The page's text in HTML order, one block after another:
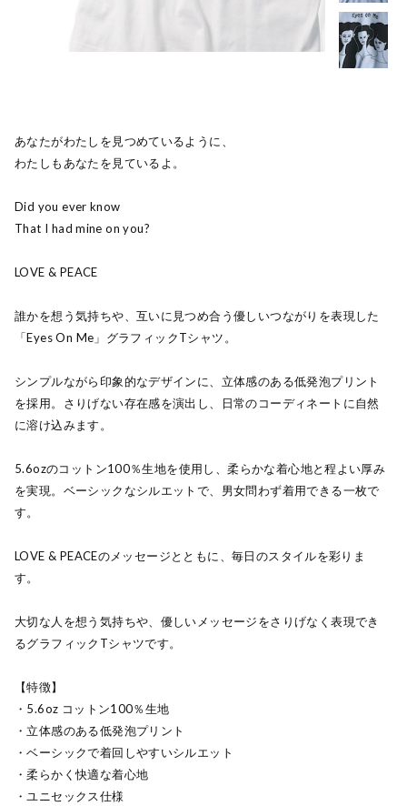
あなたがわたしを見つめているように、
わたしもあなたを見ているよ。
Did you ever know
That I had mine on you?
LOVE & PEACE
誰かを想う気持ちや、互いに見つめ合う優しいつながりを表現した
「Eyes On Me」グラフィックTシャツ。
シンプルながら印象的なデザインに、立体感のある低発泡プリント
を採用。さりげない存在感を演出し、日常のコーディネートに自然
に溶け込みます。
5.6ozのコットン100％生地を使用し、柔らかな着心地と程よい厚み
を実現。ベーシックなシルエットで、男女問わず着用できる一枚で
す。
LOVE & PEACEのメッセージとともに、毎日のスタイルを彩りま
す。
大切な人を想う気持ちや、優しいメッセージをさりげなく表現でき
るグラフィックTシャツです。
【特徴】
・5.6oz コットン100％生地
・立体感のある低発泡プリント
・ベーシックで着回しやすいシルエット
・柔らかく快適な着心地
・ユニセックス仕様